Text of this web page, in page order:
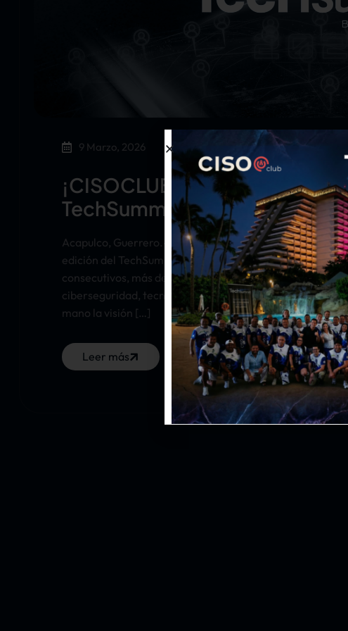
9 Marzo, 2026
¡CISOCLUB realiza con éxito
TechSummit 2026!
Acapulco, Guerrero.- La comunidad CISOCLUB realizó
edición del TechSummit 2026, la Cumbre Tecnológica
consecutivos, más de 50 líderes tecnológicos,
ciberseguridad, tecnologías de la información e
mano la visión […]
Leer más